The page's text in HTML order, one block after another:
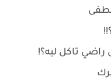
تاكل ليه؟!